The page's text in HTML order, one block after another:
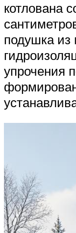
котлована
подушка из
упрочения